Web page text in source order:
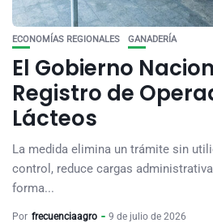
ECONOMÍAS REGIONALES GANADERÍA
El Gobierno
Registro de
Lácteos
La medida elimina un trámite sin
control, reduce cargas
forma...
Por frecuenciaagro 9 de julio de 2026